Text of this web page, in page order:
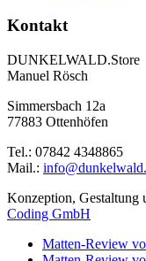
Kontakt
DUNKELWALD.Store
Manuel Rösch
Simmersbach 12a
77883 Ottenhöfen
Tel.: 07842 4348865
Mail.:
Konzeption, Gestaltung
Coding GmbH
Matten-Review